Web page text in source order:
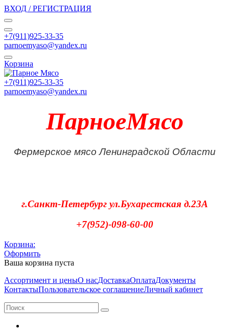
ВХОД / РЕГИСТРАЦИЯ
+7(911)925-33-35
parnoemyaso@yandex.ru
Корзина
+7(911)925-33-35
parnoemyaso@yandex.ru
ПарноеМясо
Фермерское мясо Ленинградской Области
г.Санкт-Петербург ул.Бухарестская д.23А
+7(952)-098-60-00
Корзина:
Оформить
Ваша корзина пуста
Ассортимент и ценыО насДоставкаОплатаДокументы
КонтактыПользовательское соглашениеЛичный кабинет